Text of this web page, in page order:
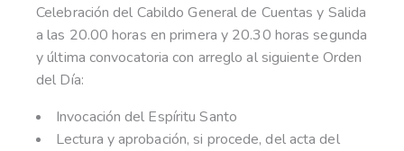
Celebración del Cabildo General de Cuentas y Salida
a las 20.00 horas en primera y 20.30 horas segunda
y última convocatoria con arreglo al siguiente Orden
del Día:
Invocación del Espíritu Santo
Lectura y aprobación, si procede, del acta del